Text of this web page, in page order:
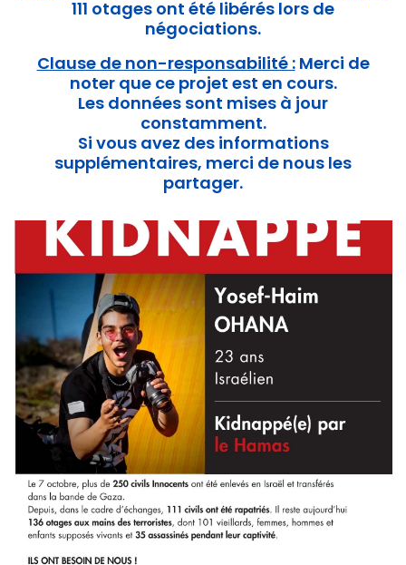
111 otages ont été libérés lors de
négociations.
Clause de non-responsabilité :Merci de
noter que ce projet est en cours.
Les données sont mises à jour
constamment.
Si vous avez des informations
supplémentaires, merci de nous les
partager.